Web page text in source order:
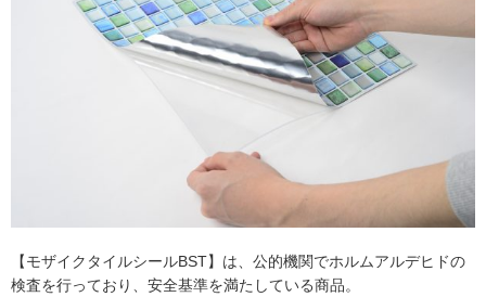
【モザイクタイルシールBST】は、公的機関でホルムアルデヒドの
検査を行っており、安全基準を満たしている商品。